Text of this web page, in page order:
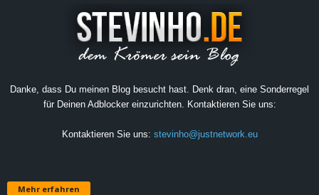
Danke, dass Du meinen Blog besucht hast. Denk dran, eine Sonderregel
für Deinen Adblocker einzurichten. Kontaktieren Sie uns:
Kontaktieren Sie uns: stevinho@justnetwork.eu
Mehr erfahren